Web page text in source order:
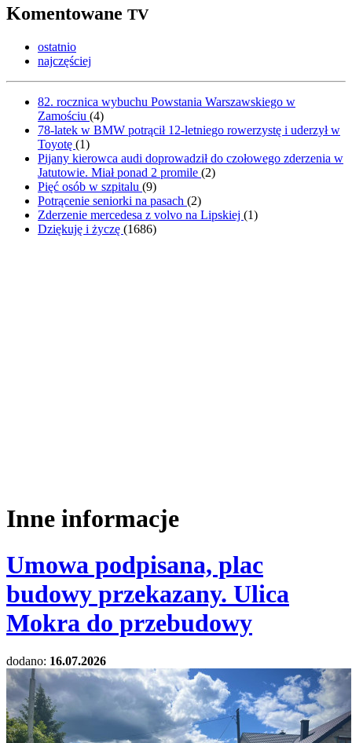
Komentowane TV
ostatnio
najczęściej
82. rocznica wybuchu Powstania Warszawskiego w
Zamościu (4)
78-latek w BMW potrącił 12-letniego rowerzystę i uderzył w
Toyotę (1)
Pijany kierowca audi doprowadził do czołowego zderzenia w
Jatutowie. Miał ponad 2 promile (2)
Pięć osób w szpitalu (9)
Potrącenie seniorki na pasach (2)
Zderzenie mercedesa z volvo na Lipskiej (1)
Dziękuję i życzę (1686)
Inne informacje
Umowa podpisana, plac
budowy przekazany. Ulica
Mokra do przebudowy
dodano: 16.07.2026